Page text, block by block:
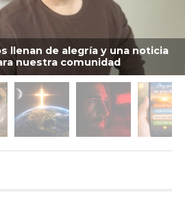
llenan de alegría y una noticia
nuestra comunidad